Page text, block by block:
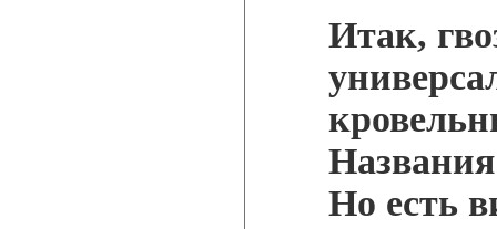
Итак,
Названия
Но есть